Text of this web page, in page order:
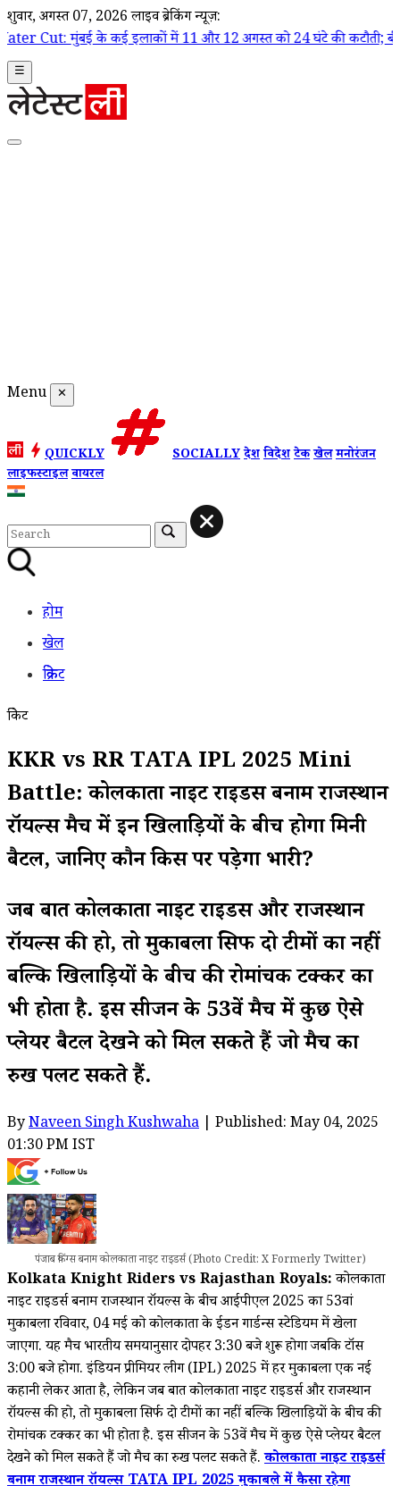
शुक्रवार, अगस्त 07, 2026 लाइव ब्रेकिंग न्यूज़:
इलाकों में 11 और 12 अगस्त को 24 घंटे की कटौती; बीएमसी ने जारी की
☰
Menu ✕
QUICKLY SOCIALLYदेशविदेशटेकखेलमनोरंजन
लाइफस्टाइलवायरल
होम
खेल
क्रिकेट
क्रिकेट
KKR vs RR TATA IPL 2025 Mini
Battle: कोलकाता नाइट राइडर्स बनाम राजस्थान
रॉयल्स मैच में इन खिलाड़ियों के बीच होगा मिनी
बैटल, जानिए कौन किस पर पड़ेगा भारी?
जब बात कोलकाता नाइट राइडर्स और राजस्थान
रॉयल्स की हो, तो मुकाबला सिर्फ दो टीमों का नहीं
बल्कि खिलाड़ियों के बीच की रोमांचक टक्कर का
भी होता है. इस सीजन के 53वें मैच में कुछ ऐसे
प्लेयर बैटल देखने को मिल सकते हैं जो मैच का
रुख पलट सकते हैं.
ByNaveen Singh Kushwaha | Published: May 04, 2025
01:30 PM IST
पंजाब किंग्स बनाम कोलकाता नाइट राइडर्स (Photo Credit: X Formerly Twitter)
Kolkata Knight Riders vs Rajasthan Royals:कोलकाता
नाइट राइडर्स बनाम राजस्थान रॉयल्स के बीच आईपीएल 2025 का 53वां
मुकाबला रविवार, 04 मई को कोलकाता के ईडन गार्डन्स स्टेडियम में खेला
जाएगा. यह मैच भारतीय समयानुसार दोपहर 3:30 बजे शुरू होगा जबकि टॉस
3:00 बजे होगा. इंडियन प्रीमियर लीग (IPL) 2025 में हर मुकाबला एक नई
कहानी लेकर आता है, लेकिन जब बात कोलकाता नाइट राइडर्स और राजस्थान
रॉयल्स की हो, तो मुकाबला सिर्फ दो टीमों का नहीं बल्कि खिलाड़ियों के बीच की
रोमांचक टक्कर का भी होता है. इस सीजन के 53वें मैच में कुछ ऐसे प्लेयर बैटल
देखने को मिल सकते हैं जो मैच का रुख पलट सकते हैं.कोलकाता नाइट राइडर्स